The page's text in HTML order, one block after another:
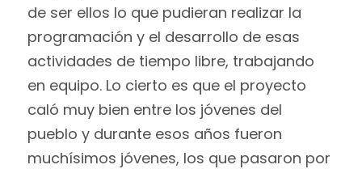
de ser ellos lo que pudieran realizar la
programación y el desarrollo de esas
actividades de tiempo libre, trabajando
en equipo. Lo cierto es que el proyecto
caló muy bien entre los jóvenes del
pueblo y durante esos años fueron
muchísimos jóvenes, los que pasaron por